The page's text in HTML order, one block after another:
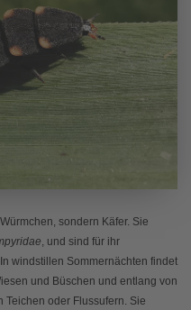
sondern Käfer. Sie
, und sind für ihr
windstillen Sommernächten findet
und Büschen und entlang von
oder Flussufern. Sie